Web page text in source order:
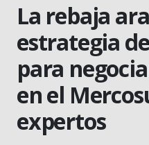
La rebaja
estrategia
para
en el
expertos